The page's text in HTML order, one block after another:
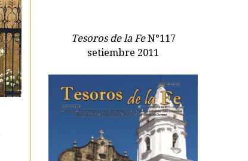
Tesoros de la FeN°117
setiembre 2011